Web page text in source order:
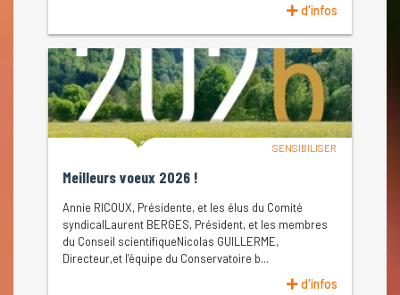
d'infos
SENSIBILISER
Meilleurs voeux 2026 !
Annie RICOUX, Présidente, et les élus du Comité
syndicalLaurent BERGES, Président, et les membres
du Conseil scientifiqueNicolas GUILLERME,
Directeur,et l’équipe du Conservatoire b...
d'infos